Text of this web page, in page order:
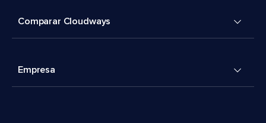
Comparar Cloudways
Empresa